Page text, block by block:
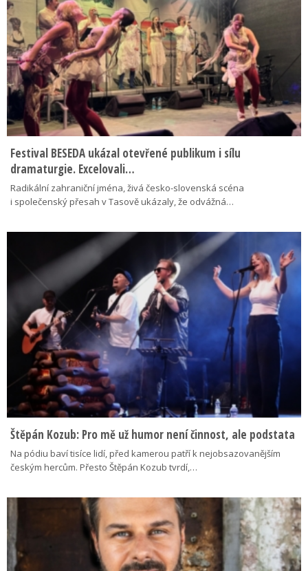
Festival BESEDA ukázal otevřené publikum i sílu
dramaturgie. Excelovali…
Radikální zahraniční jména, živá česko-slovenská scéna
i společenský přesah v Tasově ukázaly, že odvážná…
Štěpán Kozub: Pro mě už humor není činnost, ale podstata
Na pódiu baví tisíce lidí, před kamerou patří k nejobsazovanějším
českým hercům. Přesto Štěpán Kozub tvrdí,…